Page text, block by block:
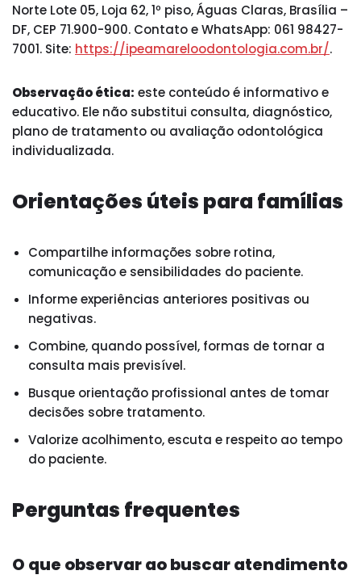
Norte Lote 05, Loja 62, 1º piso, Águas Claras, Brasília –
DF, CEP 71.900-900. Contato e WhatsApp: 061 98427-
7001. Site: https://ipeamareloodontologia.com.br/.
Observação ética: este conteúdo é informativo e
educativo. Ele não substitui consulta, diagnóstico,
plano de tratamento ou avaliação odontológica
individualizada.
Orientações úteis para famílias
Compartilhe informações sobre rotina,
comunicação e sensibilidades do paciente.
Informe experiências anteriores positivas ou
negativas.
Combine, quando possível, formas de tornar a
consulta mais previsível.
Busque orientação profissional antes de tomar
decisões sobre tratamento.
Valorize acolhimento, escuta e respeito ao tempo
do paciente.
Perguntas frequentes
O que observar ao buscar atendimento